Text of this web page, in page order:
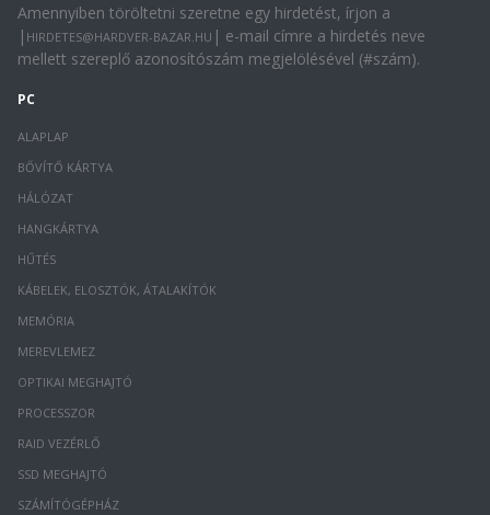
Amennyiben töröltetni szeretne egy hirdetést, írjon a
| HIRDETES@HARDVER-BAZAR.HU | e-mail címre a hirdetés neve
mellett szereplő azonosítószám megjelölésével (#szám).
PC
ALAPLAP
BŐVÍTŐ KÁRTYA
HÁLÓZAT
HANGKÁRTYA
HŰTÉS
KÁBELEK, ELOSZTÓK, ÁTALAKÍTÓK
MEMÓRIA
MEREVLEMEZ
OPTIKAI MEGHAJTÓ
PROCESSZOR
RAID VEZÉRLŐ
SSD MEGHAJTÓ
SZÁMÍTÓGÉPHÁZ